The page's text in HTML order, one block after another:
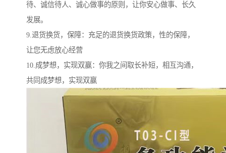
待、诚信待人、诚心做事的原则，让你安心做事、长久
发展。
9.退货换货，保障：充足的退货换货政策，性的保障，
让您无虑放心经营
10.成梦想，实现双赢：你我之间取长补短，相互沟通，
共同成梦想，实现双赢